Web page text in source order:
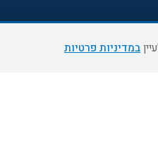
במדיניות פרטיות